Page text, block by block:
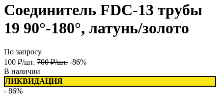
Соединитель FDC-13 трубы
19 90°-180°, латунь/золото
По запросу
100 ₽/шт. 700 ₽/шт. -86%
В наличии
ЛИКВИДАЦИЯ
- 86%